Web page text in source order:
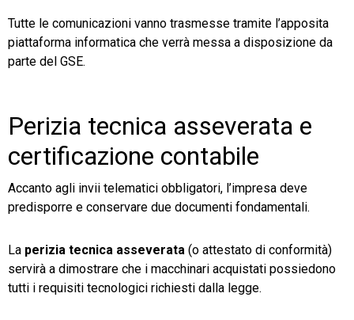
Tutte le comunicazioni vanno trasmesse tramite l’apposita
piattaforma informatica che verrà messa a disposizione da
parte del GSE.
Perizia tecnica asseverata e
certificazione contabile
Accanto agli invii telematici obbligatori, l’impresa deve
predisporre e conservare due documenti fondamentali.
La perizia tecnica asseverata (o attestato di conformità)
servirà a dimostrare che i macchinari acquistati possiedono
tutti i requisiti tecnologici richiesti dalla legge.